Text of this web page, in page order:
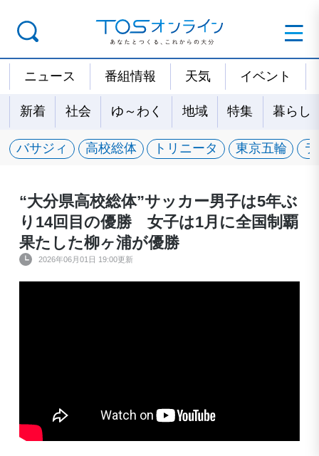
ニュース 番組情報 天気 イベント
新着 社会 ゆ～わく 地域 特集 暮らし
バサジィ 高校総体 トリニータ 東京五輪
“大分県高校総体”サッカー男子は5年ぶ
り14回目の優勝 女子は1月に全国制覇
果たした柳ヶ浦が優勝
2026年06月01日 19:00更新